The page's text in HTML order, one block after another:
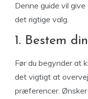
Denne guide vil
det rigtige valg.
1. Bestem
Før du begynder at
det vigtigt at
præferencer. Ønsker